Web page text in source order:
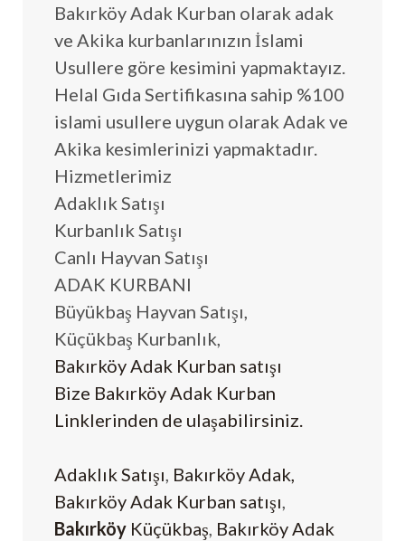
Bakırköy Adak Kurban olarak adak
ve Akika kurbanlarınızın İslami
Usullere göre kesimini yapmaktayız.
Helal Gıda Sertifikasına sahip %100
islami usullere uygun olarak Adak ve
Akika kesimlerinizi yapmaktadır.
Hizmetlerimiz
Adaklık Satışı
Kurbanlık Satışı
Canlı Hayvan Satışı
ADAK KURBANI
Büyükbaş Hayvan Satışı,
Küçükbaş Kurbanlık,
Bakırköy Adak Kurban satışı
Bize Bakırköy Adak Kurban
Linklerinden de ulaşabilirsiniz.
Adaklık Satışı, Bakırköy Adak,
Bakırköy Adak Kurban satışı,
Bakırköy Küçükbaş, Bakırköy Adak